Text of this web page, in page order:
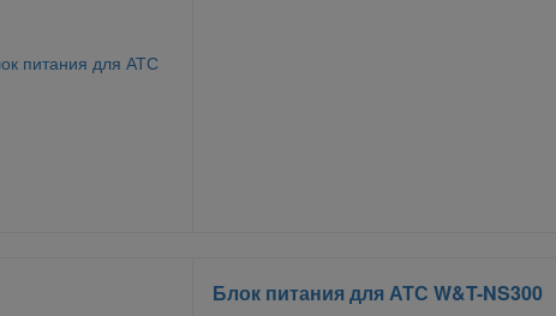
Блок питания для АТС W&T-NS300